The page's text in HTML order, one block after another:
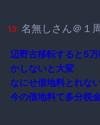
13: 名無しさん＠１
辺野古移転すると5
かしないと大変
なにせ借地料とれな
今の借地料て多分税